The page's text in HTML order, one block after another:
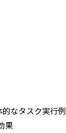
なタスク実行例
果